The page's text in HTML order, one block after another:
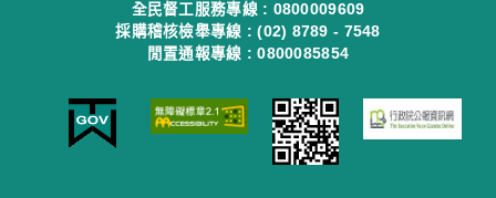
全民督工服務專線 : 0800009609
採購稽核檢舉專線 : (02) 8789 - 7548
閒置通報專線 : 0800085854